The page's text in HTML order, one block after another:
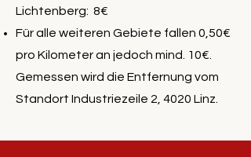
Lichtenberg: 8€
Für alle weiteren Gebiete fallen 0,50€
pro Kilometer an jedoch mind. 10€.
Gemessen wird die Entfernung vom
Standort Industriezeile 2, 4020 Linz.